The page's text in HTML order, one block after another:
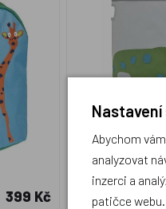
399 Kč
BPLTB108
Skladem 1 ks
Abychom
analyzovat
inzerci a
patičce